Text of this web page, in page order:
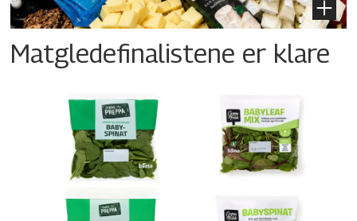
Matgledefinalistene er klare